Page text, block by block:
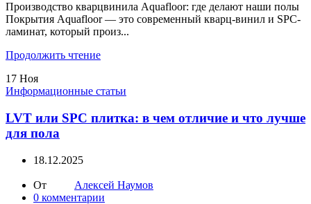
Производство кварцвинила Aquafloor: где делают наши полы
Покрытия Aquafloor — это современный кварц-винил и SPC-
ламинат, который произ...
Продолжить чтение
17 Ноя
Информационные статьи
LVT или SPC плитка: в чем отличие и что лучше
для пола
18.12.2025
От
Алексей Наумов
0 комментарии